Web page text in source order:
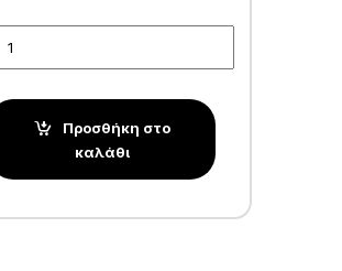
Προσθήκη στο
καλάθι